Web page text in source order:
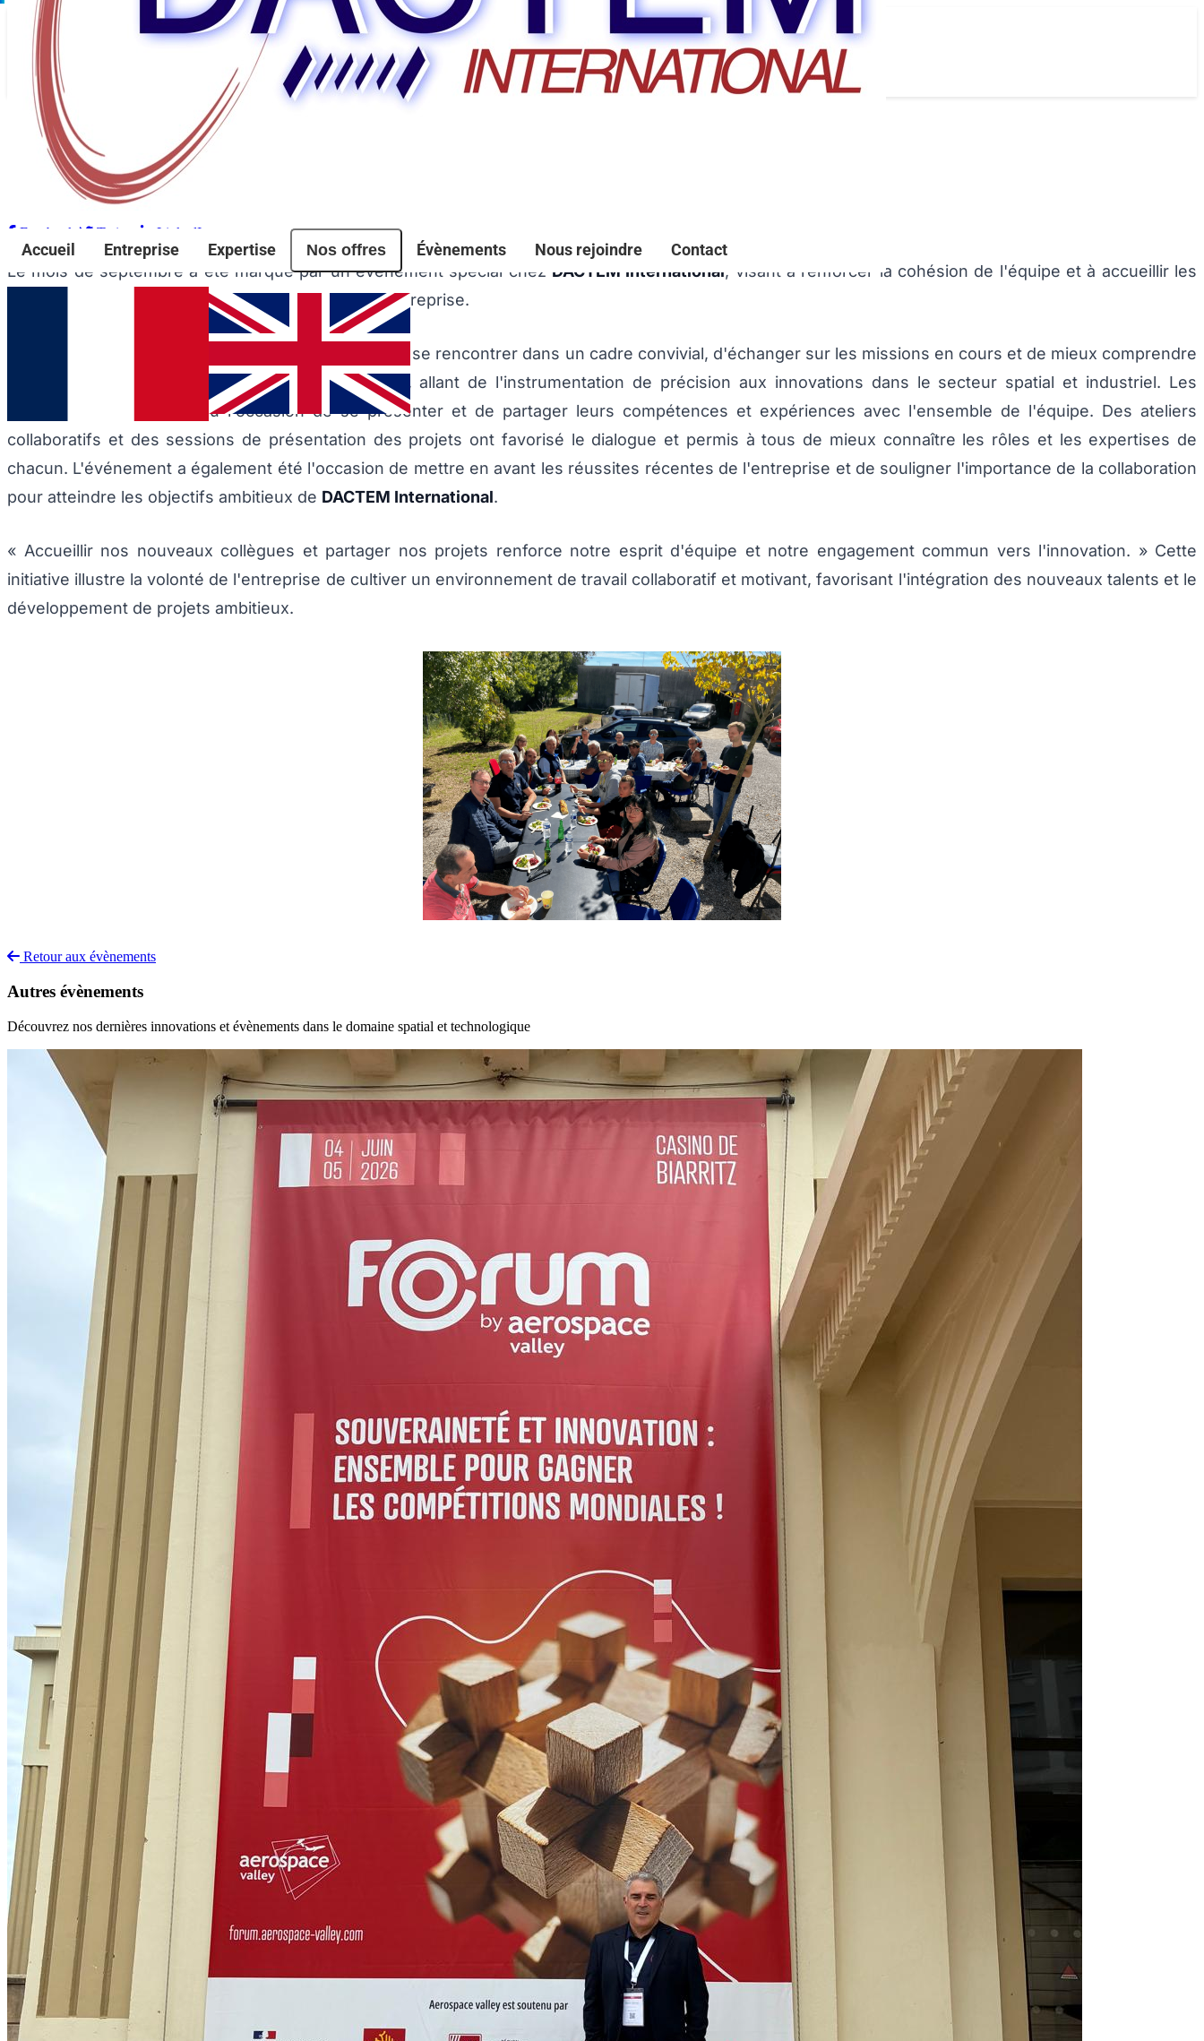
Accueil Entreprise Expertise Nos offres Évènements Nous rejoindre Contact
Retour aux évènements
Evenements
DACTEM International renforce la cohésion de son équipe en septembre 2025
Partager l'article
Facebook Twitter LinkedIn
Le mois de septembre a été marqué par un événement spécial chez DACTEM International, visant à renforcer la cohésion de l'équipe et à accueillir les
nouveaux collaborateurs récemment intégrés à l'entreprise.
Cette journée a permis aux membres de l'équipe de se rencontrer dans un cadre convivial, d'échanger sur les missions en cours et de mieux comprendre
les projets stratégiques deDACTEM International
, allant de l'instrumentation de précision aux innovations dans le secteur spatial et industriel. Les
nouveaux arrivants ont eu l'occasion de se présenter et de partager leurs compétences et expériences avec l'ensemble de l'équipe. Des ateliers
collaboratifs et des sessions de présentation des projets ont favorisé le dialogue et permis à tous de mieux connaître les rôles et les expertises de
chacun. L'événement a également été l'occasion de mettre en avant les réussites récentes de l'entreprise et de souligner l'importance de la collaboration
pour atteindre les objectifs ambitieux de DACTEM International.
« Accueillir nos nouveaux collègues et partager nos projets renforce notre esprit d'équipe et notre engagement commun vers l'innovation. » Cette
initiative illustre la volonté de l'entreprise de cultiver un environnement de travail collaboratif et motivant, favorisant l'intégration des nouveaux talents et le
développement de projets ambitieux.
Retour aux évènements
Autres évènements
Découvrez nos dernières innovations et évènements dans le domaine spatial et technologique